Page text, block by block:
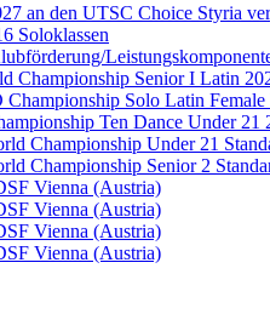
an den UTSC Choice Styria
Soloklassen
Championship Senior I Latin
Solo Latin Female
Ten Dance Under 21
Championship Under 21
Championship Senior 2
Vienna (Austria)
Vienna (Austria)
Vienna (Austria)
Vienna (Austria)